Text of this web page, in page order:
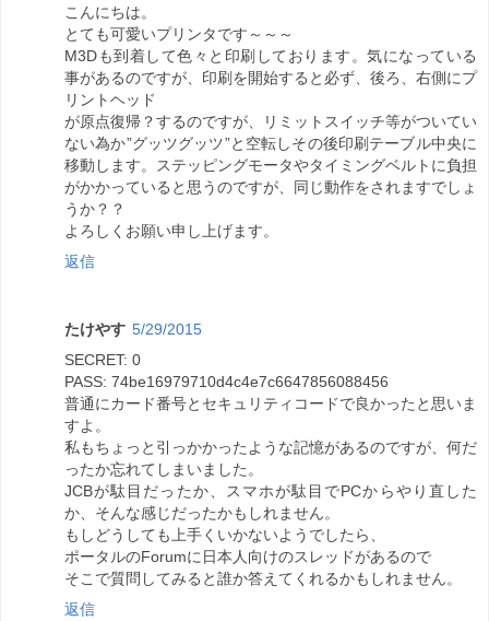
こんにちは。
とても可愛いプリンタです～～～
M3Dも到着して色々と印刷しております。気になっている
事があるのですが、印刷を開始すると必ず、後ろ、右側にプ
リントヘッド
が原点復帰？するのですが、リミットスイッチ等がついてい
ない為か”グッツグッツ”と空転しその後印刷テーブル中央に
移動します。ステッピングモータやタイミングベルトに負担
がかかっていると思うのですが、同じ動作をされますでしょ
うか？？
よろしくお願い申し上げます。
返信
たけやす 5/29/2015
SECRET: 0
PASS: 74be16979710d4c4e7c6647856088456
普通にカード番号とセキュリティコードで良かったと思いま
すよ。
私もちょっと引っかかったような記憶があるのですが、何だ
ったか忘れてしまいました。
JCBが駄目だったか、スマホが駄目でPCからやり直した
か、そんな感じだったかもしれません。
もしどうしても上手くいかないようでしたら、
ポータルのForumに日本人向けのスレッドがあるので
そこで質問してみると誰か答えてくれるかもしれません。
返信